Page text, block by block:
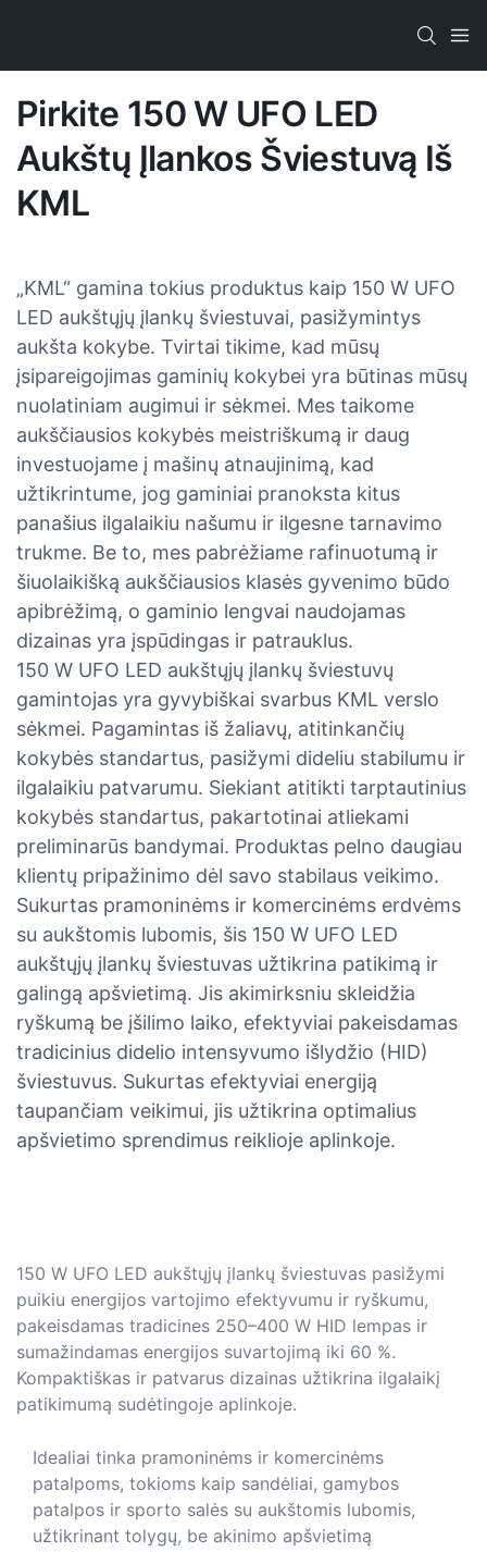
Pirkite 150 W UFO LED
Aukštų Įlankos Šviestuvą Iš
KML
„KML“ gamina tokius produktus kaip 150 W UFO
LED aukštųjų įlankų šviestuvai, pasižymintys
aukšta kokybe. Tvirtai tikime, kad mūsų
įsipareigojimas gaminių kokybei yra būtinas mūsų
nuolatiniam augimui ir sėkmei. Mes taikome
aukščiausios kokybės meistriškumą ir daug
investuojame į mašinų atnaujinimą, kad
užtikrintume, jog gaminiai pranoksta kitus
panašius ilgalaikiu našumu ir ilgesne tarnavimo
trukme. Be to, mes pabrėžiame rafinuotumą ir
šiuolaikišką aukščiausios klasės gyvenimo būdo
apibrėžimą, o gaminio lengvai naudojamas
dizainas yra įspūdingas ir patrauklus.
150 W UFO LED aukštųjų įlankų šviestuvų
gamintojas yra gyvybiškai svarbus KML verslo
sėkmei. Pagamintas iš žaliavų, atitinkančių
kokybės standartus, pasižymi dideliu stabilumu ir
ilgalaikiu patvarumu. Siekiant atitikti tarptautinius
kokybės standartus, pakartotinai atliekami
preliminarūs bandymai. Produktas pelno daugiau
klientų pripažinimo dėl savo stabilaus veikimo.
Sukurtas pramoninėms ir komercinėms erdvėms
su aukštomis lubomis, šis 150 W UFO LED
aukštųjų įlankų šviestuvas užtikrina patikimą ir
galingą apšvietimą. Jis akimirksniu skleidžia
ryškumą be įšilimo laiko, efektyviai pakeisdamas
tradicinius didelio intensyvumo išlydžio (HID)
šviestuvus. Sukurtas efektyviai energiją
taupančiam veikimui, jis užtikrina optimalius
apšvietimo sprendimus reiklioje aplinkoje.
150 W UFO LED aukštųjų įlankų šviestuvas pasižymi
puikiu energijos vartojimo efektyvumu ir ryškumu,
pakeisdamas tradicines 250–400 W HID lempas ir
sumažindamas energijos suvartojimą iki 60 %.
Kompaktiškas ir patvarus dizainas užtikrina ilgalaikį
patikimumą sudėtingoje aplinkoje.
Idealiai tinka pramoninėms ir komercinėms
patalpoms, tokioms kaip sandėliai, gamybos
patalpos ir sporto salės su aukštomis lubomis,
užtikrinant tolygų, be akinimo apšvietimą